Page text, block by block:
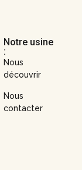
Notre usine
:
Nous
découvrir
Nous
contacter